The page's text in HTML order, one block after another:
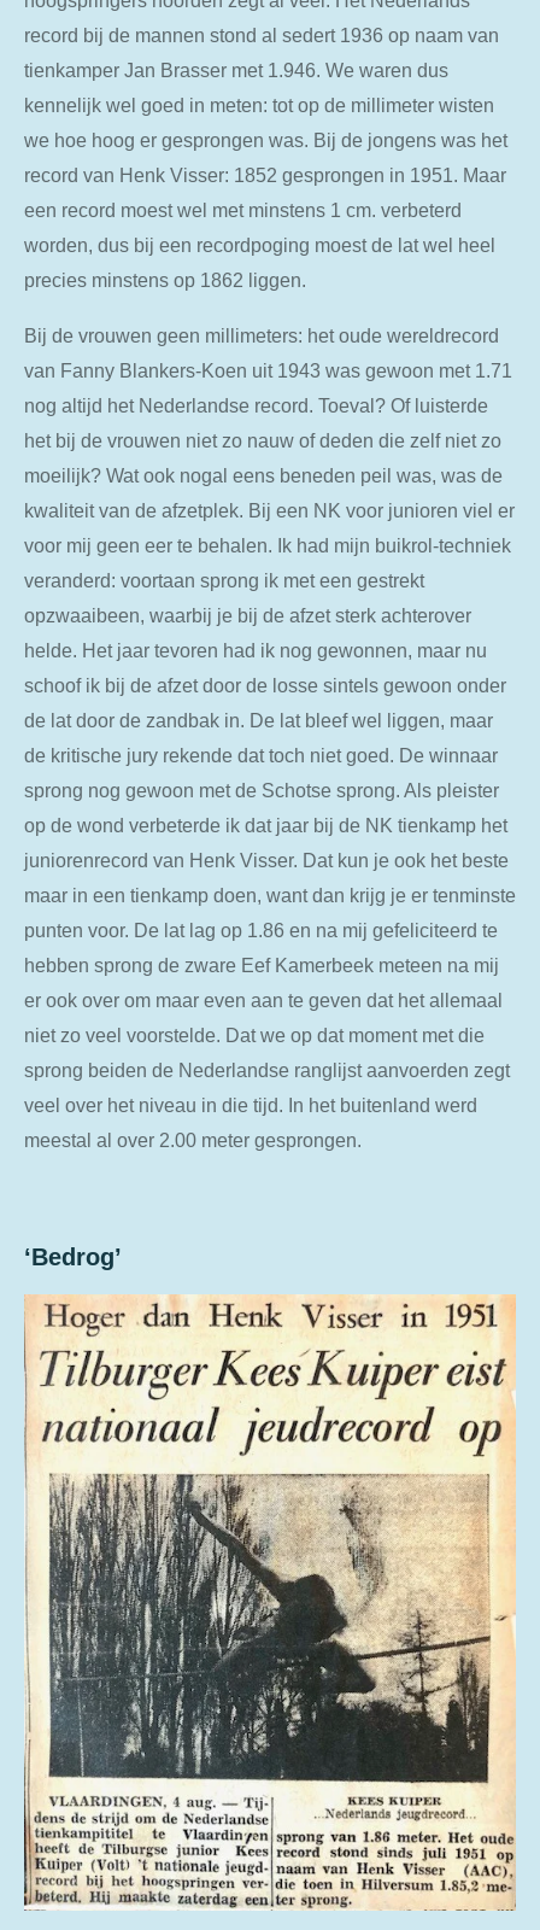
record bij de mannen stond al sedert 1936 op naam van
tienkamper Jan Brasser met 1.946. We waren dus
kennelijk wel goed in meten: tot op de millimeter wisten
we hoe hoog er gesprongen was. Bij de jongens was het
record van Henk Visser: 1852 gesprongen in 1951. Maar
een record moest wel met minstens 1 cm. verbeterd
worden, dus bij een recordpoging moest de lat wel heel
precies minstens op 1862 liggen.
Bij de vrouwen geen millimeters: het oude wereldrecord
van Fanny Blankers-Koen uit 1943 was gewoon met 1.71
nog altijd het Nederlandse record. Toeval? Of luisterde
het bij de vrouwen niet zo nauw of deden die zelf niet zo
moeilijk? Wat ook nogal eens beneden peil was, was de
kwaliteit van de afzetplek. Bij een NK voor junioren viel er
voor mij geen eer te behalen. Ik had mijn buikrol-techniek
veranderd: voortaan sprong ik met een gestrekt
opzwaaibeen, waarbij je bij de afzet sterk achterover
helde. Het jaar tevoren had ik nog gewonnen, maar nu
schoof ik bij de afzet door de losse sintels gewoon onder
de lat door de zandbak in. De lat bleef wel liggen, maar
de kritische jury rekende dat toch niet goed. De winnaar
sprong nog gewoon met de Schotse sprong. Als pleister
op de wond verbeterde ik dat jaar bij de NK tienkamp het
juniorenrecord van Henk Visser. Dat kun je ook het beste
maar in een tienkamp doen, want dan krijg je er tenminste
punten voor. De lat lag op 1.86 en na mij gefeliciteerd te
hebben sprong de zware Eef Kamerbeek meteen na mij
er ook over om maar even aan te geven dat het allemaal
niet zo veel voorstelde. Dat we op dat moment met die
sprong beiden de Nederlandse ranglijst aanvoerden zegt
veel over het niveau in die tijd. In het buitenland werd
meestal al over 2.00 meter gesprongen.
‘Bedrog’